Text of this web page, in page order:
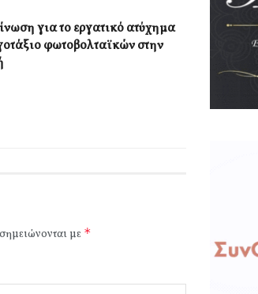
για το εργατικό ατύχημα
φωτοβολταϊκών στην
με *